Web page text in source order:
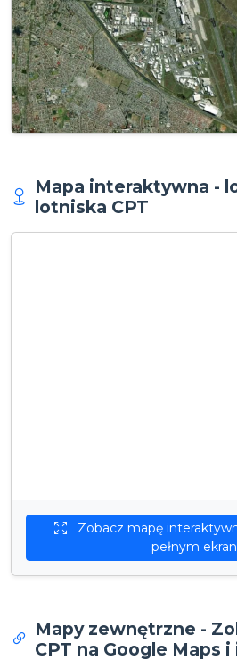
Mapa interaktywna -
lotniska CPT
pełnym
Mapy zewnętrzne -
CPT na Google Maps